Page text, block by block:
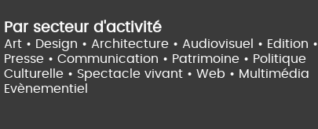
Par secteur d'activité
Art • Design • Architecture • Audiovisuel • Edition •
Presse • Communication • Patrimoine • Politique
Culturelle • Spectacle vivant • Web • Multimédia
Evènementiel